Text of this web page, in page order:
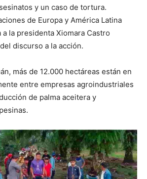
y un caso de tortura.
de Europa y América Latina
la presidenta Xiomara Castro
discurso a la acción.
más de 12.000 hectáreas están en
entre empresas agroindustriales
de palma aceitera y